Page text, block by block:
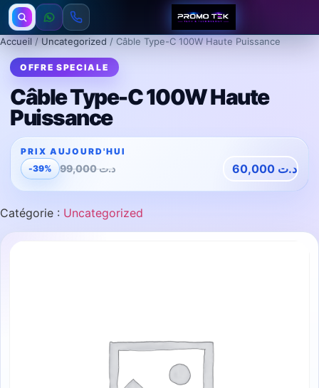
Accueil / Uncategorized / Câble Type-C 100W Haute Puissance
Câble Type-C 100W Haute
Puissance
-39% د.ت99,000 د.ت
Catégorie : Uncategorized